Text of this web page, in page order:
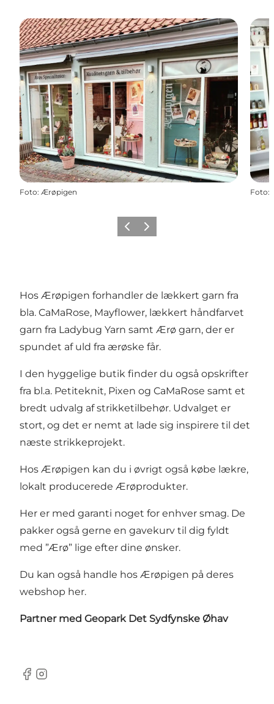
Foto: Ærøpigen Foto:
ForrigeNæste
Hos Ærøpigen forhandler de lækkert garn fra
bla. CaMaRose, Mayflower, lækkert håndfarvet
garn fra Ladybug Yarn samt Ærø garn, der er
spundet af uld fra ærøske får.
I den hyggelige butik finder du også opskrifter
fra bl.a. Petiteknit, Pixen og CaMaRose samt et
bredt udvalg af strikketilbehør. Udvalget er
stort, og det er nemt at lade sig inspirere til det
næste strikkeprojekt.
Hos Ærøpigen kan du i øvrigt også købe lækre,
lokalt producerede Ærøprodukter.
Her er med garanti noget for enhver smag. De
pakker også gerne en gavekurv til dig fyldt
med ”Ærø” lige efter dine ønsker.
Du kan også handle hos Ærøpigen på deres
webshop her.
Partner med Geopark Det Sydfynske Øhav
Facebook
Instagram